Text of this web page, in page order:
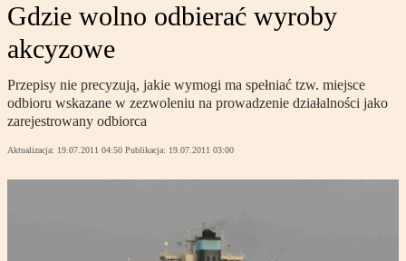
Gdzie wolno odbierać wyroby
akcyzowe
Przepisy nie precyzują, jakie wymogi ma spełniać tzw. miejsce
odbioru wskazane w zezwoleniu na prowadzenie działalności jako
zarejestrowany odbiorca
Aktualizacja: 19.07.2011 04:50 Publikacja: 19.07.2011 03:00